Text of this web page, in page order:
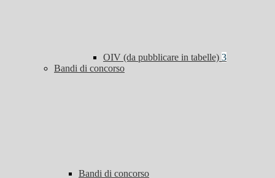
OIV (da pubblicare in tabelle) 3
Bandi di concorso
Bandi di concorso